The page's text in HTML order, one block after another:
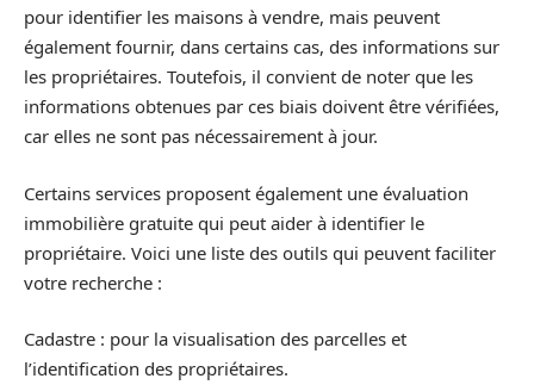
pour identifier les maisons à vendre, mais peuvent
également fournir, dans certains cas, des informations sur
les propriétaires. Toutefois, il convient de noter que les
informations obtenues par ces biais doivent être vérifiées,
car elles ne sont pas nécessairement à jour.
Certains services proposent également une évaluation
immobilière gratuite qui peut aider à identifier le
propriétaire. Voici une liste des outils qui peuvent faciliter
votre recherche :
Cadastre : pour la visualisation des parcelles et
l’identification des propriétaires.